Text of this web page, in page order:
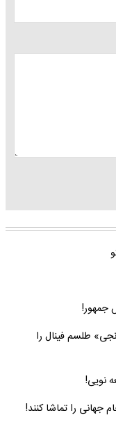
جمهور!
| «لاله‌های نارنجی» طلسم فینال را
نویی!
را تماشا کنند!